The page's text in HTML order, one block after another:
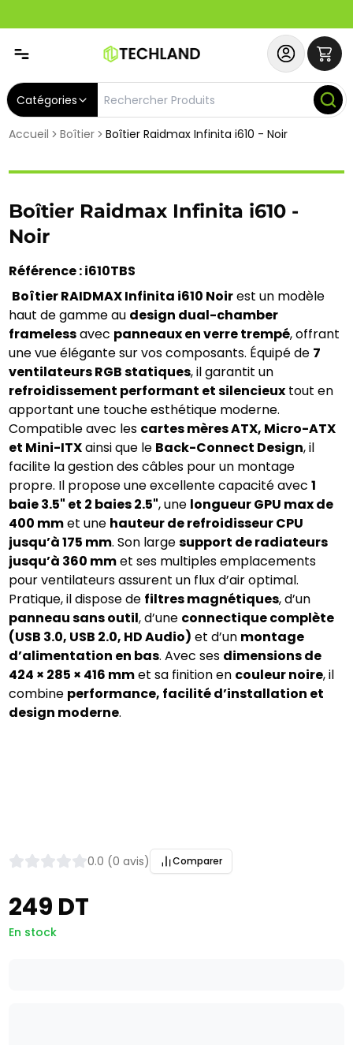
Catégories
Accueil Boîtier Boîtier Raidmax Infinita i610 - Noir
Boîtier Raidmax Infinita i610 -
Noir
Référence : i610TBS
Boîtier RAIDMAX Infinita i610 Noir est un modèle
haut de gamme au design dual-chamber
frameless avec panneaux en verre trempé, offrant
une vue élégante sur vos composants. Équipé de 7
ventilateurs RGB statiques
refroidissement performant et silencieux tout en
apportant une touche esthétique moderne.
Compatible avec les cartes mères ATX, Micro-ATX
et Mini-ITX ainsi que le Back-Connect Design, il
facilite la gestion des câbles pour un montage
propre. Il propose une excellente capacité avec 1
baie 3.5" et 2 baies 2.5", une longueur GPU max de
400 mm et une hauteur de refroidisseur CPU
jusqu’à 175 mm. Son large support de radiateurs
jusqu’à 360 mm et ses multiples emplacements
pour ventilateurs assurent un flux d’air optimal.
Pratique, il dispose de filtres magnétiques
panneau sans outil, d’une connectique complète
(USB 3.0, USB 2.0, HD Audio) et d’un montage
d’alimentation en bas. Avec ses dimensions de
424 × 285 × 416 mm et sa finition en couleur noire, il
combine performance, facilité d’installation et
design moderne.
0.0 (0 avis) Comparer
249 DT
En stock